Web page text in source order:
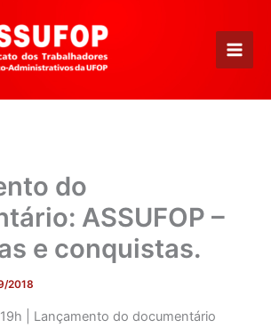
do
ASSUFOP –
e conquistas.
2018
| Lançamento do documentário